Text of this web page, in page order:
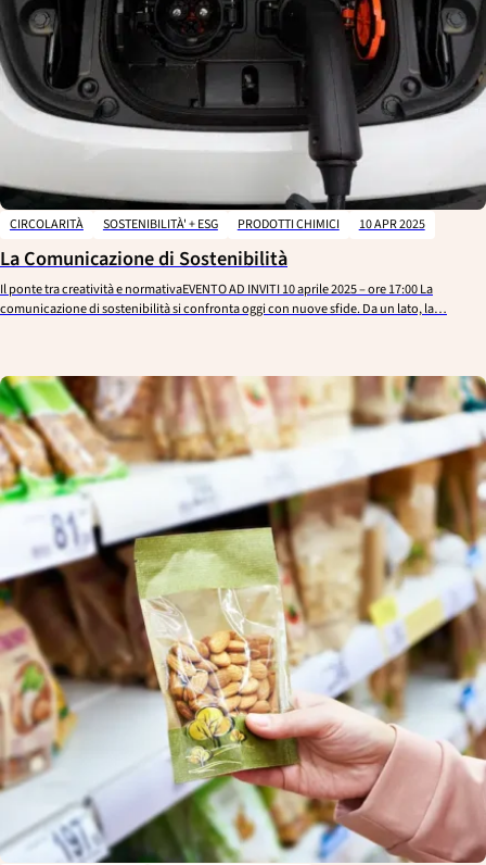
CIRCOLARITÀ SOSTENIBILITÀ' + ESG PRODOTTI CHIMICI 10 APR 2025
La Comunicazione di Sostenibilità
Il ponte tra creatività e normativaEVENTO AD INVITI 10 aprile 2025 – ore 17:00 La
comunicazione di sostenibilità si confronta oggi con nuove sfide. Da un lato, la…